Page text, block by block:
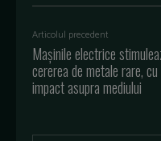
Articolul precedent
Mașinile electrice
cererea de metale rare, cu
impact asupra mediului